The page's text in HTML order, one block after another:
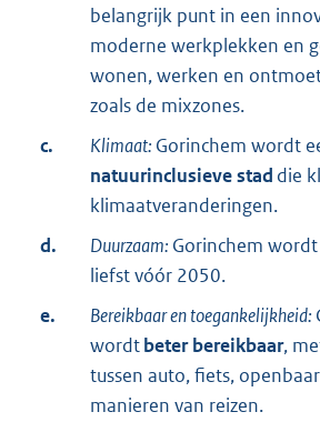
belangrijk punt in een
moderne werkplekken en
wonen, werken en
zoals de mixzones.
c.
Klimaat: Gorinchem wordt
natuurinclusieve stad die
klimaatveranderingen.
d.
Duurzaam: Gorinchem wordt
liefst vóór 2050.
e.
Bereikbaar en toegankelijkheid:
wordtbeter bereikbaar,
tussen auto, fiets,
manieren van reizen.